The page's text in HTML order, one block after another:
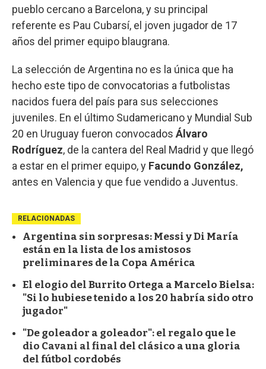
pueblo cercano a Barcelona, y su principal
referente es Pau Cubarsí, el joven jugador de 17
años del primer equipo blaugrana.
La selección de Argentina no es la única que ha
hecho este tipo de convocatorias a futbolistas
nacidos fuera del país para sus selecciones
juveniles. En el último Sudamericano y Mundial Sub
20 en Uruguay fueron convocados Álvaro
Rodríguez, de la cantera del Real Madrid y que llegó
a estar en el primer equipo, y Facundo González,
antes en Valencia y que fue vendido a Juventus.
RELACIONADAS
Argentina sin sorpresas: Messi y Di María
están en la lista de los amistosos
preliminares de la Copa América
El elogio del Burrito Ortega a Marcelo Bielsa:
"Si lo hubiese tenido a los 20 habría sido otro
jugador"
"De goleador a goleador": el regalo que le
dio Cavani al final del clásico a una gloria
del fútbol cordobés